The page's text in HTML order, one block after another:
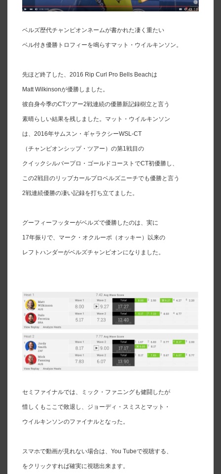
ベルズ歴代チャンピオンネームが書かれた凄く重たい
ベル付き優勝トロフィーを鳴らすマット・ウイルキンソン。
先ほど終了した、2016 Rip Curl Pro Bells Beachは
Matt Wilkinsonが優勝しました。
彼自身今季のCTツアー2戦連続の優勝新記録樹立と言う
素晴らしい結果を残しました。マット・ウイルキンソン
は、2016年サムスン・ギャラクシーWSL-CT
（チャンピオンシップ・ツアー）の第1戦目の
クイックシルバープロ・ゴールドコーストでCT初優勝し、
この2戦目のリップカールプロベルズニーチでも優勝と言う
2戦連続優勝の凄い記録を打ち立てました。
グーフィーフッターがベルズで優勝したのは、実に
17年振りで、マーク・オクルーポ（オッキー）以来の
レフトハンダーがベルズチャンピオンになりました。
セミファイナルでは、ミック・ファニングも健闘したが
惜しくもここで敗退し、ジョーディ・スミスとマット・
ウイルキンソンのファイナルとなった。
スマホで動画が見れない場合は、You Tubeで視聴する、
をクリックすれば確実に視聴出来ます。